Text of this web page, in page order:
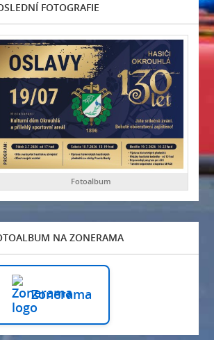
FOTOGRAFIE
Fotoalbum
NA ZONERAMA
Zonerama